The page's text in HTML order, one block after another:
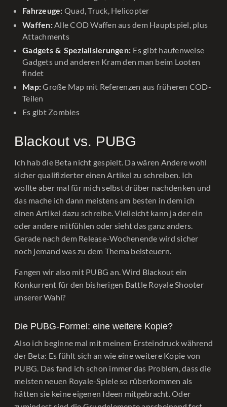
Fahrzeuge: Quad, Truck, Helicopter
Waffen:Alle COD Waffen aus dem Hauptspiel, plus
Attachments
Gadgets & Spezialisierungen: Es gibt haufenweise
Gadgets und anderen Kram den man beim Looten
findet
Map:Große Map mit Referenzen aus früheren COD-
Teilen
Es gibt Zombies
Blackout vs. PUBG
Ich hab die Beta nicht gespielt. Da wären Andere wohl
sicher qualifizierter einen Artikel zu schreiben. Ich
wollte aber mal für mich selbst drüber nachdenken und
das mache ich dann meistens am besten in dem ich
einen Artikel dazu schreibe. Vielleicht kann ja der ein
oder andere mitfühlen oder sieht das ganz anders.
Gerade nach dem Release-Wochenende wird sicher
noch jemand was zu dem Thema beisteuern.
Fangen wir also mit PUBG an. Wird Blackout ein
Konkurrent für den bisherigen Battle Royale Shooter
unserer Wahl?
Die PUBG-Formel: eine weitere Kopie?
Also ich beginne mal mit meinem Ersteindruck während
der Beta: Es fühlt sich an wie eine weitere Kopie von
PUBG. Das fand ich schon immer das Problem, dass die
meisten neuen Royale-Spiele so rüberkommen als
hätten sie keine eigenen Ideen mitgebracht. Oder